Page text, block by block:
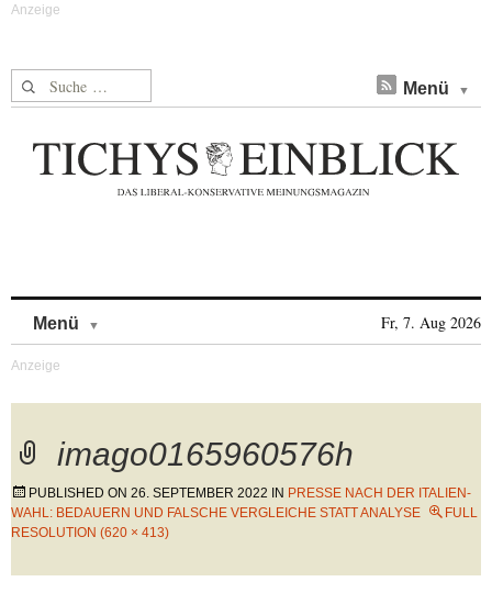
Suche nach: Menü
Menü Fr, 7. Aug 2026
imago0165960576h
PUBLISHED ON 26. SEPTEMBER 2022 IN PRESSE NACH DER ITALIEN-
WAHL: BEDAUERN UND FALSCHE VERGLEICHE STATT ANALYSE
FULL
RESOLUTION (620 × 413)